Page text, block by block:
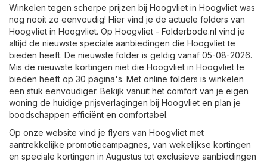
Winkelen tegen scherpe prijzen bij Hoogvliet in Hoogvliet was
nog nooit zo eenvoudig! Hier vind je de actuele folders van
Hoogvliet in Hoogvliet. Op Hoogvliet - Folderbode.nl vind je
altijd de nieuwste speciale aanbiedingen die Hoogvliet te
bieden heeft. De nieuwste folder is geldig vanaf 05-08-2026.
Mis de nieuwste kortingen niet die Hoogvliet in Hoogvliet te
bieden heeft op 30 pagina's. Met online folders is winkelen
een stuk eenvoudiger. Bekijk vanuit het comfort van je eigen
woning de huidige prijsverlagingen bij Hoogvliet en plan je
boodschappen efficiënt en comfortabel.
Op onze website vind je flyers van Hoogvliet met
aantrekkelijke promotiecampagnes, van wekelijkse kortingen
en speciale kortingen in Augustus tot exclusieve aanbiedingen